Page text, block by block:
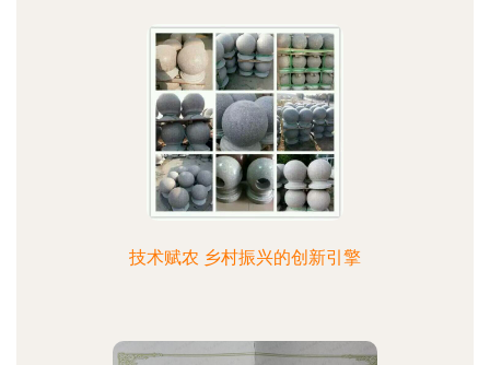
技术赋农 乡村振兴的创新引擎